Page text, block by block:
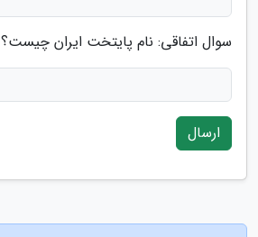
سوال اتفاقی: نام پایتخت ایران چیست؟
ارسال